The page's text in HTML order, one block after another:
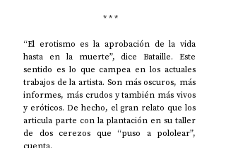
* * *
“El erotismo es la aprobación de la vida
hasta en la muerte”, dice Bataille. Este
sentido es lo que campea en los actuales
trabajos de la artista. Son más oscuros, más
informes, más crudos y también más vivos
y eróticos. De hecho, el gran relato que los
articula parte con la plantación en su taller
de dos cerezos que “puso a pololear”,